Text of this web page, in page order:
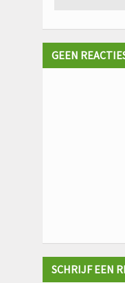
GEEN
SCHRIJF EEN